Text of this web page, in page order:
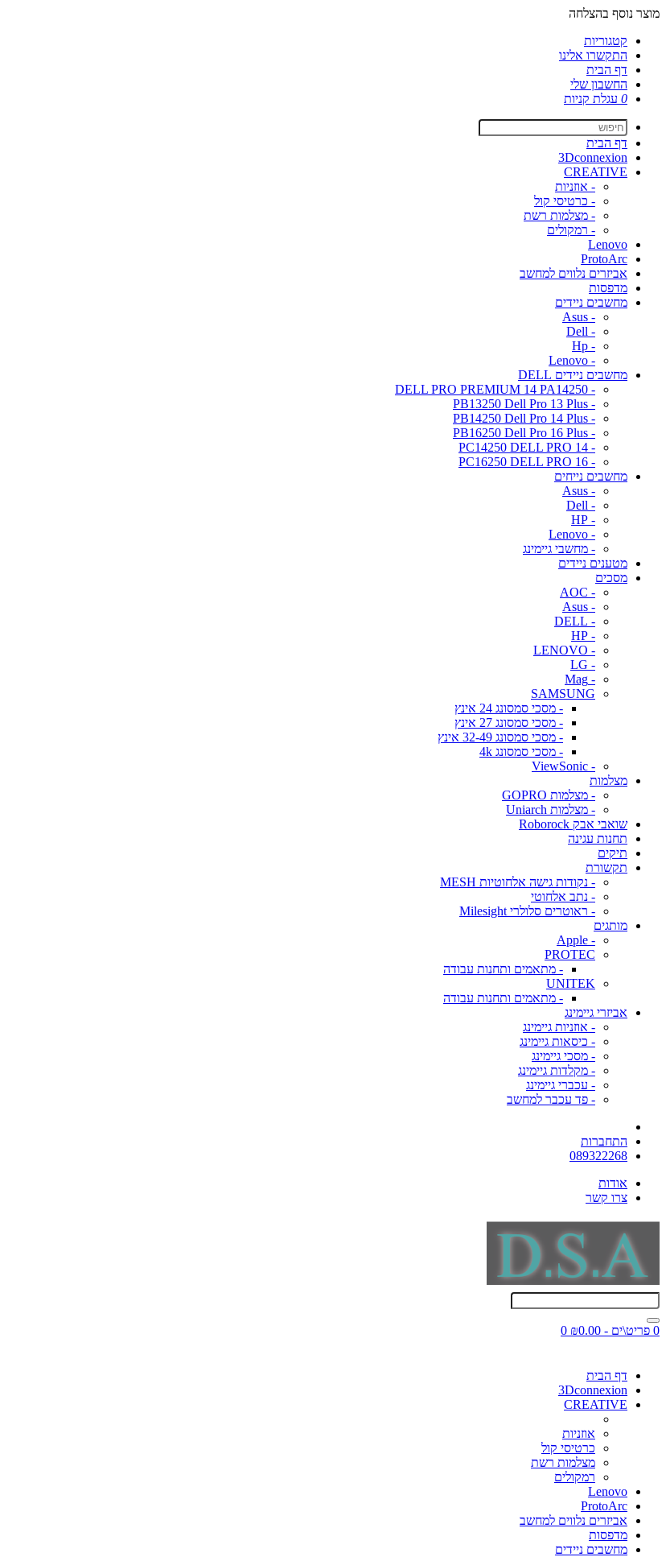
מוצר נוסף בהצלחה
קטגוריות
התקשרו אלינו
דף הבית
החשבון שלי
0 עגלת קניות
דף הבית
3Dconnexion
CREATIVE
- אוזניות
- כרטיסי קול
- מצלמות רשת
- רמקולים
Lenovo
ProtoArc
אביזרים נלווים למחשב
מדפסות
מחשבים ניידים
- Asus
- Dell
- Hp
- Lenovo
מחשבים ניידים DELL
- DELL PRO PREMIUM 14 PA14250
- PB13250 Dell Pro 13 Plus
- PB14250 Dell Pro 14 Plus
- PB16250 Dell Pro 16 Plus
- PC14250 DELL PRO 14
- PC16250 DELL PRO 16
מחשבים נייחים
- Asus
- Dell
- HP
- Lenovo
- מחשבי גיימינג
מטענים ניידים
מסכים
- AOC
- Asus
- DELL
- HP
- LENOVO
- LG
- Mag
SAMSUNG
- מסכי סמסונג 24 אינץ
- מסכי סמסונג 27 אינץ
- מסכי סמסונג 32-49 אינץ
- מסכי סמסונג 4k
- ViewSonic
מצלמות
- מצלמות GOPRO
- מצלמות Uniarch
שואבי אבק Roborock
תחנות עגינה
תיקים
תקשורת
- נקודות גישה אלחוטיות MESH
- נתב אלחוטי
- ראוטרים סלולרי Milesight
מותגים
- Apple
PROTEC
- מתאמים ותחנות עבודה
UNITEK
- מתאמים ותחנות עבודה
אביזרי גיימינג
- אוזניות גיימינג
- כיסאות גיימינג
- מסכי גיימינג
- מקלדות גיימינג
- עכברי גיימינג
- פד עכבר למחשב
התחברות
089322268
אודות
צרו קשר
0 פריט\ים - ₪0.00 0
דף הבית
3Dconnexion
CREATIVE
אוזניות
כרטיסי קול
מצלמות רשת
רמקולים
Lenovo
ProtoArc
אביזרים נלווים למחשב
מדפסות
מחשבים ניידים